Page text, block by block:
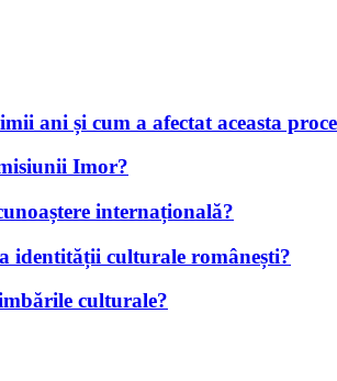
ani și cum a afectat aceasta
Imor?
internațională?
identității culturale românești?
culturale?